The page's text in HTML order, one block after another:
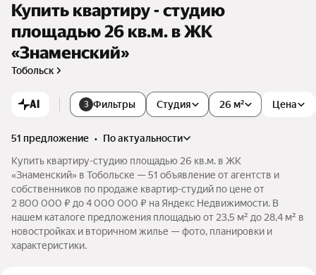
Купить квартиру - студию
площадью 26 кв.м. в ЖК
«Знаменский»
Тобольск
AI 3 Фильтры Студия Цена
26 м²
51 предложение •
по актуальности
Купить квартиру-студию площадью 26 кв.м. в ЖК
«Знаменский» в Тобольске — 51 объявление от агентств и
собственников по продаже квартир-студий по цене от
2 800 000 ₽ до 4 000 000 ₽ на Яндекс Недвижимости. В
нашем каталоге предложения площадью от 23,5 м² до 28,4 м² в
новостройках и вторичном жилье — фото, планировки и
характеристики.